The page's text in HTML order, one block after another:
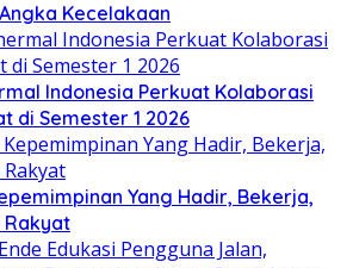
Kecelakaan
Indonesia Perkuat Kolaborasi
di Semester 1 2026
Yang Hadir, Bekerja,
Rakyat